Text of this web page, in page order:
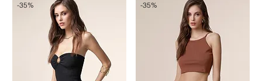
-35% -35%